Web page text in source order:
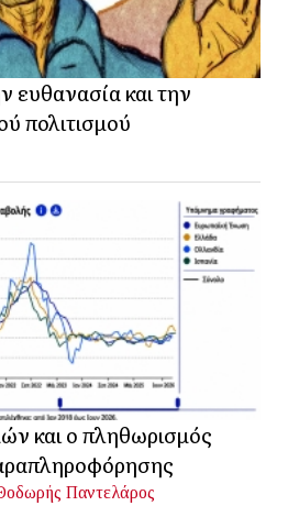
ευθανασία και την
πολιτισμού
και ο πληθωρισμός
Παντελάρος